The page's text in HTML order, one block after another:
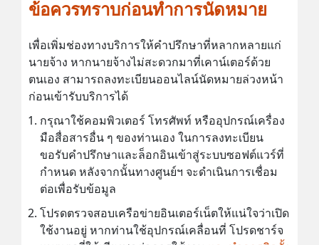
ข้อควรทราบก่อนทำการนัดหมาย
เพื่อเพิ่มช่องทางบริการให้คำปรึกษาที่หลากหลายแก่
นายจ้าง หากนายจ้างไม่สะดวกมาที่เคาน์เตอร์ด้วย
ตนเอง สามารถลงทะเบียนออนไลน์นัดหมายล่วงหน้า
ก่อนเข้ารับบริการได้
กรุณาใช้คอมพิวเตอร์ โทรศัพท์ หรืออุปกรณ์เครื่อง
มือสื่อสารอื่น ๆ ของท่านเอง ในการลงทะเบียน
ขอรับคำปรึกษาและล็อกอินเข้าสู่ระบบซอฟต์แวร์ที่
กำหนด หลังจากนั้นทางศูนย์ฯ จะดำเนินการเชื่อม
ต่อเพื่อรับข้อมูล
โปรดตรวจสอบเครือข่ายอินเตอร์เน็ตให้แน่ใจว่าเปิด
ใช้งานอยู่ หากท่านใช้อุปกรณ์เคลื่อนที่ โปรดชาร์จ